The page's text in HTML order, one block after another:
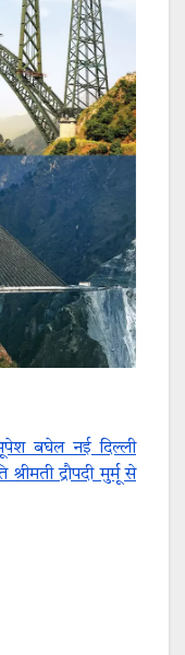
बघेल नई दिल्ली
द्रौपदी मुर्मू से